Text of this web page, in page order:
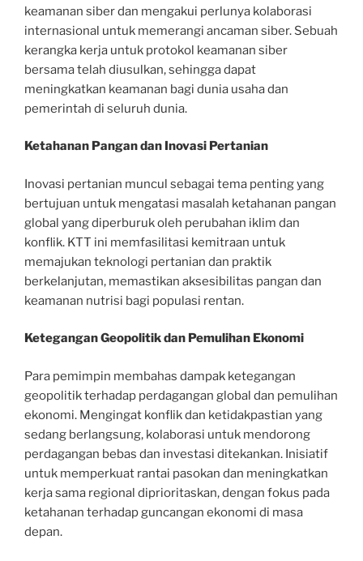
keamanan siber dan mengakui perlunya kolaborasi
internasional untuk memerangi ancaman siber. Sebuah
kerangka kerja untuk protokol keamanan siber
bersama telah diusulkan, sehingga dapat
meningkatkan keamanan bagi dunia usaha dan
pemerintah di seluruh dunia.
Ketahanan Pangan dan Inovasi Pertanian
Inovasi pertanian muncul sebagai tema penting yang
bertujuan untuk mengatasi masalah ketahanan pangan
global yang diperburuk oleh perubahan iklim dan
konflik. KTT ini memfasilitasi kemitraan untuk
memajukan teknologi pertanian dan praktik
berkelanjutan, memastikan aksesibilitas pangan dan
keamanan nutrisi bagi populasi rentan.
Ketegangan Geopolitik dan Pemulihan Ekonomi
Para pemimpin membahas dampak ketegangan
geopolitik terhadap perdagangan global dan pemulihan
ekonomi. Mengingat konflik dan ketidakpastian yang
sedang berlangsung, kolaborasi untuk mendorong
perdagangan bebas dan investasi ditekankan. Inisiatif
untuk memperkuat rantai pasokan dan meningkatkan
kerja sama regional diprioritaskan, dengan fokus pada
ketahanan terhadap guncangan ekonomi di masa
depan.